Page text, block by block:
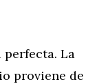
La
proviene de